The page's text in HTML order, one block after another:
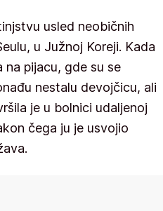
usled neobičnih
u Južnoj Koreji. Kada
na pijacu, gde su se
nestalu devojčicu, ali
je u bolnici udaljenoj
čega ju je usvojio